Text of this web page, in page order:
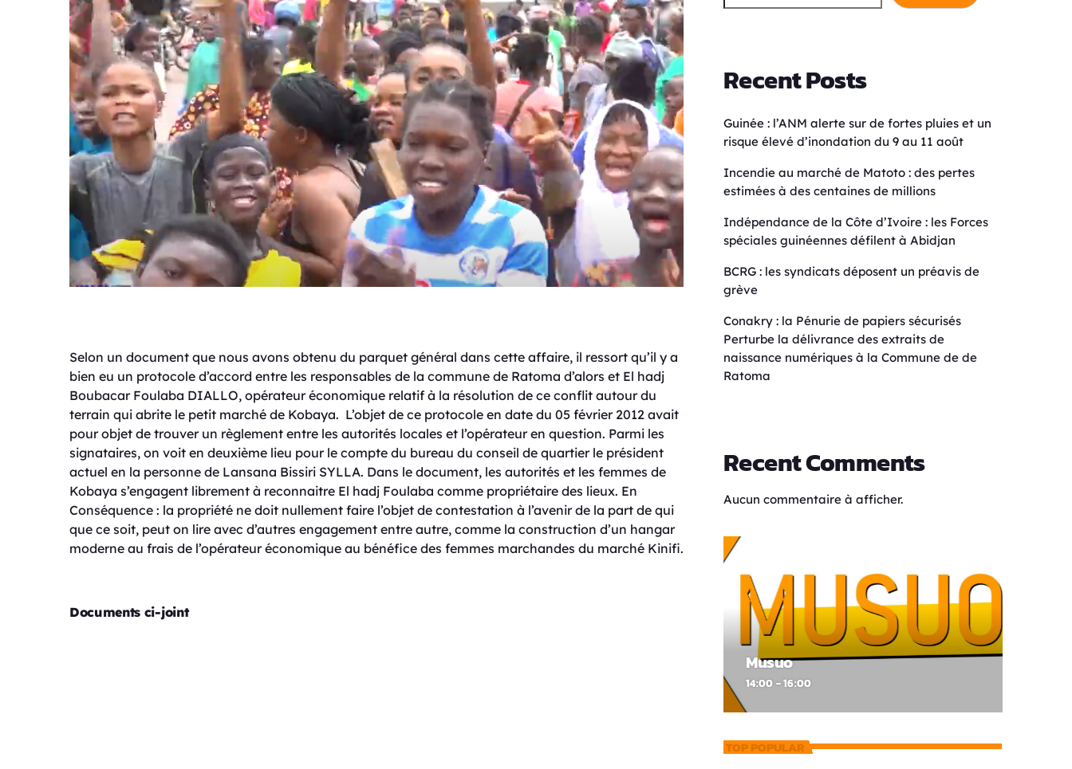
Selon un document que nous avons obtenu du parquet général dans cette affaire, il ressort qu’il y a
bien eu un protocole d’accord entre les responsables de la commune de Ratoma d’alors et El hadj
Boubacar Foulaba DIALLO, opérateur économique relatif à la résolution de ce conflit autour du
terrain qui abrite le petit marché de Kobaya. L’objet de ce protocole en date du 05 février 2012 avait
pour objet de trouver un règlement entre les autorités locales et l’opérateur en question. Parmi les
signataires, on voit en deuxième lieu pour le compte du bureau du conseil de quartier le président
actuel en la personne de Lansana Bissiri SYLLA. Dans le document, les autorités et les femmes de
Kobaya s’engagent librement à reconnaitre El hadj Foulaba comme propriétaire des lieux. En
Conséquence : la propriété ne doit nullement faire l’objet de contestation à l’avenir de la part de qui
que ce soit, peut on lire avec d’autres engagement entre autre, comme la construction d’un hangar
moderne au frais de l’opérateur économique au bénéfice des femmes marchandes du marché Kinifi.
Documents ci-joint
Recent Posts
Guinée : l’ANM alerte sur de fortes pluies et un
risque élevé d’inondation du 9 au 11 août
Incendie au marché de Matoto : des pertes
estimées à des centaines de millions
Indépendance de la Côte d’Ivoire : les Forces
spéciales guinéennes défilent à Abidjan
BCRG : les syndicats déposent un préavis de
grève
Conakry : la Pénurie de papiers sécurisés
Perturbe la délivrance des extraits de
naissance numériques à la Commune de de
Ratoma
Recent Comments
Aucun commentaire à afficher.
Musuo
14:00 - 16:00
TOP POPULAR